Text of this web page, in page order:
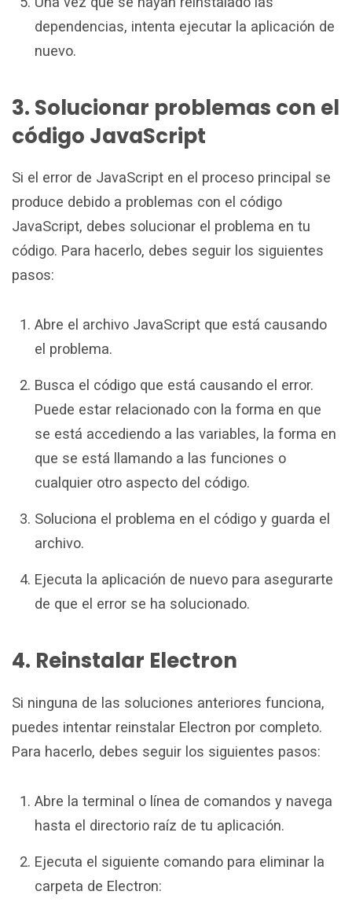
dependencias, intenta ejecutar la aplicación de
nuevo.
3. Solucionar problemas con el
código JavaScript
Si el error de JavaScript en el proceso principal se
produce debido a problemas con el código
JavaScript, debes solucionar el problema en tu
código. Para hacerlo, debes seguir los siguientes
pasos:
Abre el archivo JavaScript que está causando
el problema.
Busca el código que está causando el error.
Puede estar relacionado con la forma en que
se está accediendo a las variables, la forma en
que se está llamando a las funciones o
cualquier otro aspecto del código.
Soluciona el problema en el código y guarda el
archivo.
Ejecuta la aplicación de nuevo para asegurarte
de que el error se ha solucionado.
4. Reinstalar Electron
Si ninguna de las soluciones anteriores funciona,
puedes intentar reinstalar Electron por completo.
Para hacerlo, debes seguir los siguientes pasos:
Abre la terminal o línea de comandos y navega
hasta el directorio raíz de tu aplicación.
Ejecuta el siguiente comando para eliminar la
carpeta de Electron: